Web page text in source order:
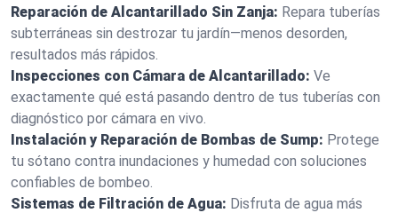
Reparación de Alcantarillado Sin Zanja: Repara tuberías
subterráneas sin destrozar tu jardín—menos desorden,
resultados más rápidos.
Inspecciones con Cámara de Alcantarillado: Ve
exactamente qué está pasando dentro de tus tuberías con
diagnóstico por cámara en vivo.
Instalación y Reparación de Bombas de Sump: Protege
tu sótano contra inundaciones y humedad con soluciones
confiables de bombeo.
Sistemas de Filtración de Agua: Disfruta de agua más